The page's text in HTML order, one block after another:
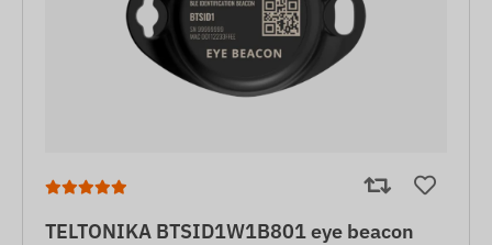
TELTONIKA BTSID1W1B801 eye beacon